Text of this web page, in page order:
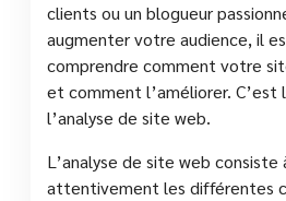
clients ou un blogueur
augmenter votre audience, il
comprendre comment votre
et comment l’améliorer. C’est
l’analyse de site web.
L’analyse de site web consiste
attentivement les différentes